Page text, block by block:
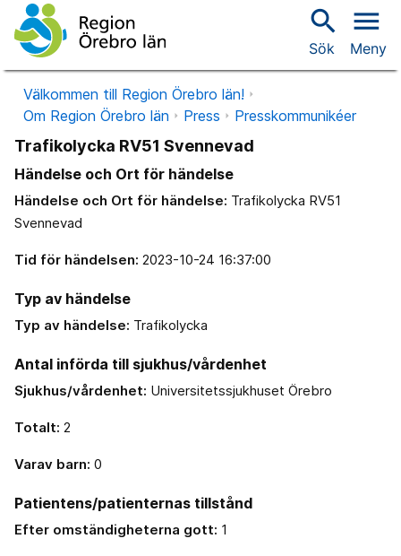
search
Sök
menu
Meny
Välkommen till Region Örebro län!
Om Region Örebro län
Press Presskommunikéer
Trafikolycka RV51 Svennevad
Händelse och Ort för händelse
Händelse och Ort för händelse: Trafikolycka RV51
Svennevad
Tid för händelsen: 2023-10-24 16:37:00
Typ av händelse
Typ av händelse: Trafikolycka
Antal införda till sjukhus/vårdenhet
Sjukhus/vårdenhet: Universitetssjukhuset Örebro
Totalt: 2
Varav barn: 0
Patientens/patienternas tillstånd
Efter omständigheterna gott: 1